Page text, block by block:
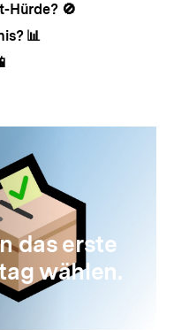
Hürde? 🚫
📊
das erste
wählen.